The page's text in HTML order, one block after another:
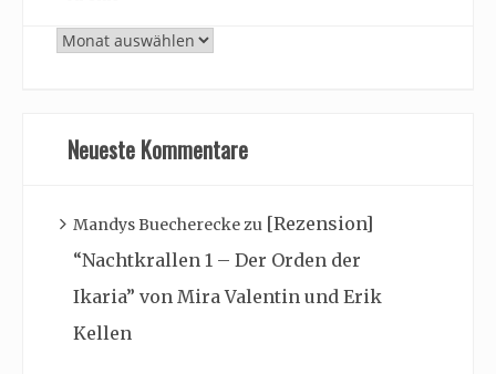
Archiv
Neueste Kommentare
Mandys Buechereckezu [Rezension]
“Nachtkrallen 1 – Der Orden der
Ikaria” von Mira Valentin und Erik
Kellen